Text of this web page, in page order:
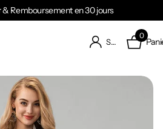
& Remboursement en 30 jours
S'identifier
0